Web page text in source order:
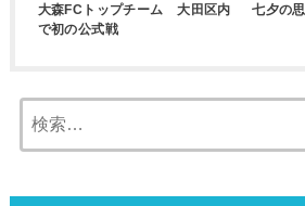
大森FCトップチーム 大田区内
で初の公式戦
七夕の
索: